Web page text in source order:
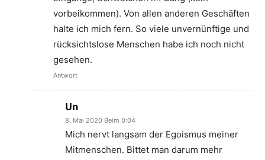
vorbeikommen). Von allen anderen Geschäften
halte ich mich fern. So viele unvernünftige und
rücksichtslose Menschen habe ich noch nicht
gesehen.
Antwort
Un
8. Mai 2020 Beim 0:04
Mich nervt langsam der Egoismus meiner
Mitmenschen. Bittet man darum mehr